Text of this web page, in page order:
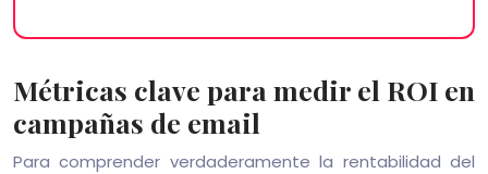
Métricas clave para medir el ROI en
campañas de email
Para comprender verdaderamente la rentabilidad del